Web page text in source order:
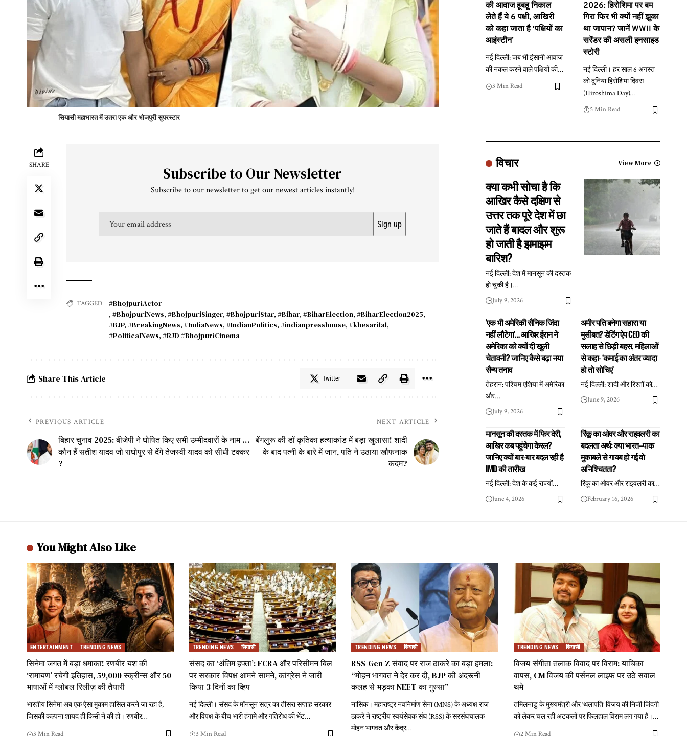
सियासी महाभारत में उतरा एक और भोजपुरी सुपरस्टार
SHARE Subscribe to Our Newsletter
Subscribe to our newsletter to get our newest articles instantly!
TAGGED:
#BhojpuriActor
, #BhojpuriNews, #BhojpuriSinger, #BhojpuriStar, #Bihar, #BiharElection, #BiharElection2025,
#BJP, #BreakingNews, #IndiaNews, #IndianPolitics, #indianpresshouse, #khesarilal,
#PoliticalNews, #RJD #BhojpuriCinema
Share This Article Twitter
PREVIOUS ARTICLE
बिहार चुनाव 2025: बीजेपी ने घोषित किए सभी उम्मीदवारों के नाम …
कौन हैं सतीश यादव जो राघोपुर से देंगे तेजस्वी यादव को सीधी टक्कर
?
NEXT ARTICLE
बेंगलुरू की डॉ कृतिका हत्याकांड में बड़ा खुलासा! शादी
के बाद पत्नी के बारे में जान, पति ने उठाया खौफनाक
कदम?
की आवाज हूबहू निकाल
लेते हैं ये 6 पक्षी, आखिरी
को कहा जाता है ‘पक्षियों का
आइंस्टीन’
नई दिल्ली: जब भी इंसानी आवाज
की नकल करने वाले पक्षियों की…
3 Min Read
2026: हिरोशिमा पर बम
गिरा फिर भी क्यों नहीं झुका
था जापान? जानें WWII के
सरेंडर की असली इनसाइड
स्टोरी
नई दिल्ली। हर साल 6 अगस्त
को दुनिया हिरोशिमा दिवस
(Hiroshima Day)…
5 Min Read
विचार View More
क्या कभी सोचा है कि
आखिर कैसे दक्षिण से
उत्तर तक पूरे देश में छा
जाते हैं बादल और शुरू
हो जाती है झमाझम
बारिश?
नई दिल्ली: देश में मानसून की दस्तक
हो चुकी है।…
July 9, 2026
‘एक भी अमेरिकी सैनिक जिंदा
नहीं लौटेगा’… आखिर ईरान ने
अमेरिका को क्यों दी खुली
चेतावनी? जानिए कैसे बढ़ा नया
सैन्य तनाव
तेहरान: पश्चिम एशिया में अमेरिका
और…
July 9, 2026
अमीर पति बनेगा सहारा या
मुसीबत? डेटिंग ऐप CEO की
सलाह से छिड़ी बहस, महिलाओं
से कहा- ‘कमाई का अंतर ज्यादा
हो तो सोचिए’
नई दिल्ली: शादी और रिश्तों को…
June 9, 2026
मानसून की दस्तक में फिर देरी,
आखिर कब पहुंचेगा केरल?
जानिए क्यों बार-बार बदल रही है
IMD की तारीख
नई दिल्ली: देश के कई राज्यों…
June 4, 2026
रिंकू का ओवर और राइवलरी का
बदलता अर्थ: क्या भारत–पाक
मुकाबले से गायब हो गई वो
अनिश्चितता?
रिंकू का ओवर और राइवलरी का…
February 16, 2026
You Might Also Like
ENTERTAINMENT TRENDING NEWS
सिनेमा जगत में बड़ा धमाका! रणबीर-यश की
‘रामायण’ रचेगी इतिहास, 59,000 स्क्रीन्स और 50
भाषाओं में ग्लोबल रिलीज़ की तैयारी
भारतीय सिनेमा अब एक ऐसा मुकाम हासिल करने जा रहा है,
जिसकी कल्पना शायद ही किसी ने की हो। रणबीर…
3 Min Read
TRENDING NEWS सियासी
संसद का ‘अंतिम हफ्ता’: FCRA और परिसीमन बिल
पर सरकार-विपक्ष आमने-सामने, कांग्रेस ने जारी
किया 3 दिनों का व्हिप
नई दिल्ली। संसद के मॉनसून सत्र का तीसरा सप्ताह सरकार
और विपक्ष के बीच भारी हंगामे और गतिरोध की भेंट…
3 Min Read
TRENDING NEWS सियासी
RSS-Gen Z संवाद पर राज ठाकरे का बड़ा हमला:
“मोहन भागवत ने देर कर दी, BJP की अंदरूनी
कलह से भड़का NEET का गुस्सा”
नासिक। महाराष्ट्र नवनिर्माण सेना (MNS) के अध्यक्ष राज
ठाकरे ने राष्ट्रीय स्वयंसेवक संघ (RSS) के सरसंघचालक
मोहन भागवत और केंद्र…
TRENDING NEWS सियासी
विजय-संगीता तलाक विवाद पर विराम: याचिका
वापस, CM विजय की पर्सनल लाइफ पर उठे सवाल
थमे
तमिलनाडु के मुख्यमंत्री और ‘थलापति’ विजय की निजी जिंदगी
को लेकर चल रही अटकलों पर फिलहाल विराम लग गया है।…
2 Min Read